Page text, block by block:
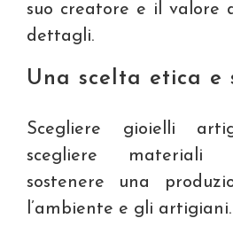
suo creatore e il valore
dettagli.
Una scelta etica e
Scegliere gioielli
scegliere materiali
sostenere una
l’ambiente e gli artigiani.